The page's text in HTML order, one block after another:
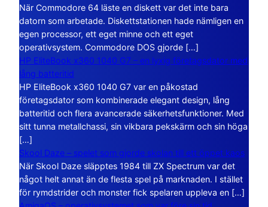
När Commodore 64 läste en diskett var det inte bara
datorn som arbetade. Diskettstationen hade nämligen en
egen processor, ett eget minne och ett eget
operativsystem. Commodore DOS gjorde […]
HP EliteBook x360 1040 G7 – en lyxig företagsdator med
lång batteritid
HP EliteBook x360 1040 G7 var en påkostad
företagsdator som kombinerade elegant design, lång
batteritid och flera avancerade säkerhetsfunktioner. Med
sitt tunna metallchassi, sin vikbara pekskärm och sin höga
[…]
Skool Daze – spelet som gjorde skolan till ett öppet kaos
När Skool Daze släpptes 1984 till ZX Spectrum var det
något helt annat än de flesta spel på marknaden. I stället
för rymdstrider och monster fick spelaren uppleva en […]